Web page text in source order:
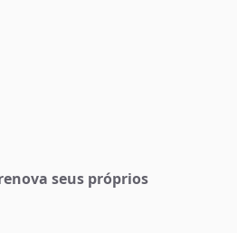
seus próprios